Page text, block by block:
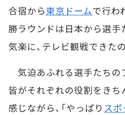
合宿から東京ドームで行わ
勝ラウンドは日本から選手
気楽に、テレビ観戦できた
気迫あふれる選手たちの
皆がそれぞれの役割をき
感じながら、「やっぱり ス